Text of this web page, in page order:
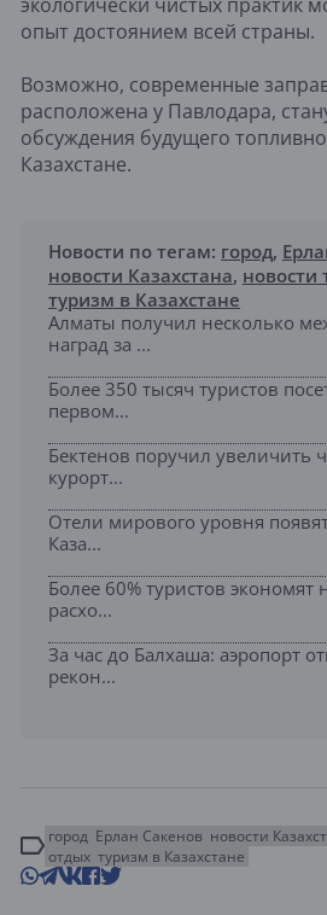
опыт достоянием всей страны.
Возможно, современные
расположена у Павлодара,
обсуждения будущего
Казахстане.
Новости по тегам: город,
новости Казахстана, новости
туризм в Казахстане
Алматы получил несколько
наград за ...
Более 350 тысяч туристов
первом...
Бектенов поручил увеличить
курорт...
Отели мирового уровня
Каза...
Более 60% туристов экономят
расхо...
За час до Балхаша: аэропорт
рекон...
город Ерлан Сакенов новости
отдых туризм в Казахстане